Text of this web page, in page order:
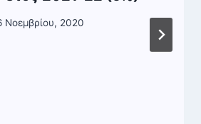
Νοεμβρίου, 2020